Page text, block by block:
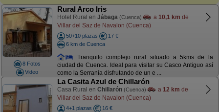
8 Fotos
Video
Rural Arco Iris
Hotel Rural en Jábaga (Cuenca) a 10,1 km de
Villar del Saz de Navalon (Cuenca)
50+10 plazas
17 €
6 km de Cuenca
Tranquilo complejo rural situado a 5kms de la
ciudad de Cuenca. Ideal para visitar su Casco Antiguo así
como la Serranía disfrutando de un e ...
La Casita Azul de Chillarón
Casa Rural en Chillarón (Cuenca) a 12 km de
Villar del Saz de Navalon (Cuenca)
4+1 plazas
16 €